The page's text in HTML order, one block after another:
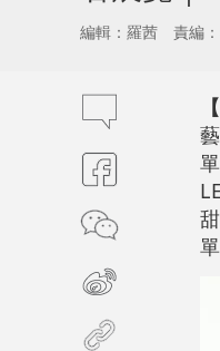
編輯：羅茜 責編